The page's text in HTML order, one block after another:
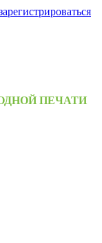
ПЕЧАТИ